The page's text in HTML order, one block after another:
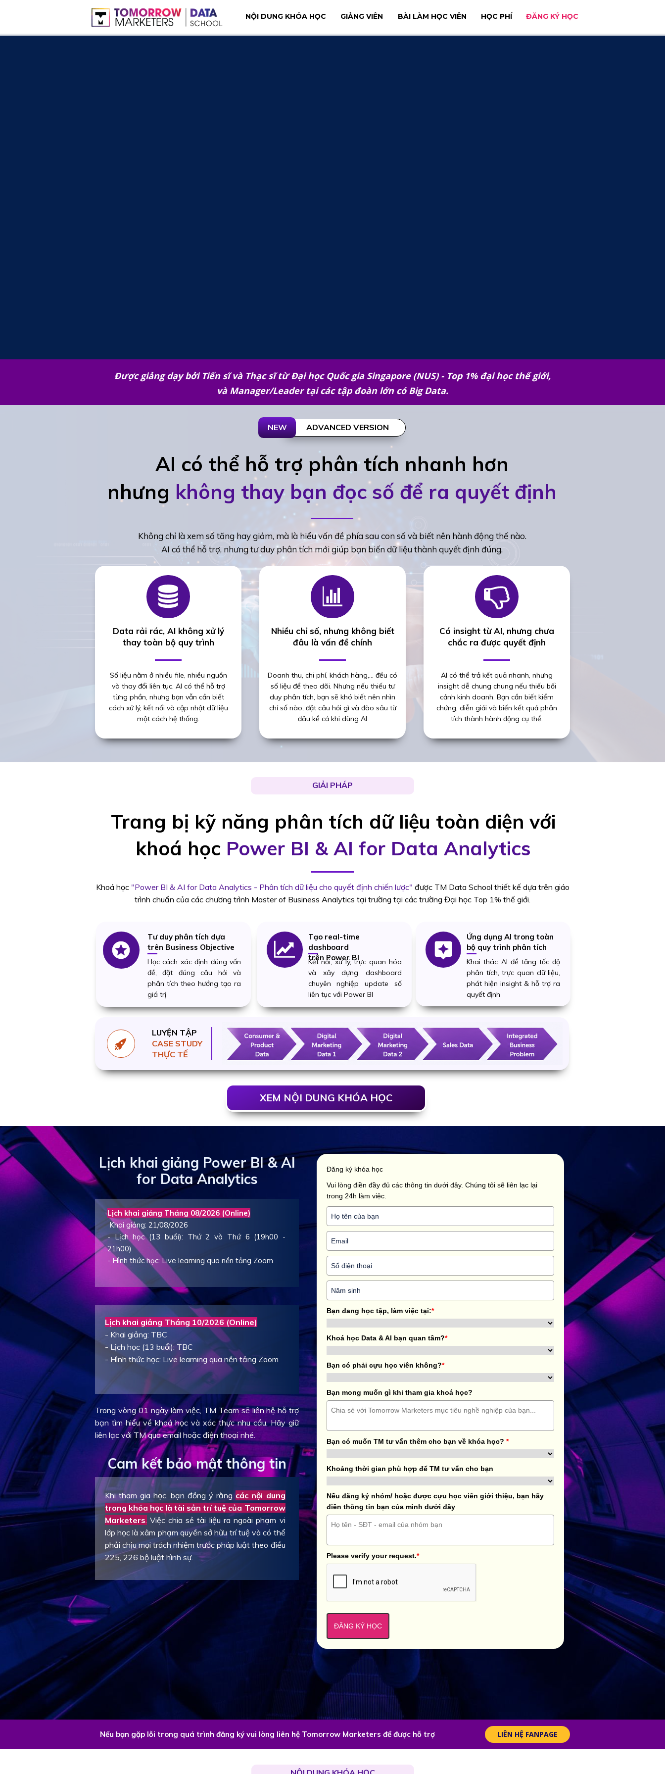
BÀI LÀM HỌC VIÊN HỌC PHÍ ĐĂNG KÝ HỌC
NỘI DUNG KHÓA HỌC GIẢNG VIÊN
Được giảng dạy bởi Tiến sĩ và Thạc sĩ từ Đại học Quốc gia Singapore (NUS) - Top 1% đại học thế giới,
và Manager/Leader tại các tập đoàn lớn có Big Data.
AI có thể hỗ trợ phân tích nhanh hơn
nhưng không thay bạn đọc số để ra quyết định
Không chỉ là xem số tăng hay giảm, mà là hiểu vấn đề phía sau con số và biết nên hành động thế nào.
AI có thể hỗ trợ, nhưng tư duy phân tích mới giúp bạn biến dữ liệu thành quyết định đúng.
Data rải rác, AI không xử lý
thay toàn bộ quy trình
Số liệu nằm ở nhiều file, nhiều nguồn
và thay đổi liên tục. AI có thể hỗ trợ
từng phần, nhưng bạn vẫn cần biết
cách xử lý, kết nối và cập nhật dữ liệu
một cách hệ thống.
Nhiều chỉ số, nhưng không biết
đâu là vấn đề chính
Doanh thu, chi phí, khách hàng,… đều có
số liệu để theo dõi. Nhưng nếu thiếu tư
duy phân tích, bạn sẽ khó biết nên nhìn
chỉ số nào, đặt câu hỏi gì và đào sâu từ
đâu kể cả khi dùng AI
Có insight từ AI, nhưng chưa
chắc ra được quyết định
AI có thể trả kết quả nhanh, nhưng
insight dễ chung chung nếu thiếu bối
cảnh kinh doanh. Bạn cần biết kiểm
chứng, diễn giải và biến kết quả phân
tích thành hành động cụ thể.
ADVANCED VERSION
NEW
Trang bị kỹ năng phân tích dữ liệu toàn diện với
khoá học Power BI & AI for Data Analytics
Khoá học "Power BI & AI for Data Analytics - Phân tích dữ liệu cho quyết định chiến lược" được TM Data School thiết kế dựa trên giáo
trình chuẩn của các chương trình Master of Business Analytics tại trường tại các trường Đại học Top 1% thế giới.
Tư duy phân tích dựa
trên Business Objective
Học cách xác định đúng vấn
đề, đặt đúng câu hỏi và
phân tích theo hướng tạo ra
giá trị
Tạo real-time
dashboard
trên Power BI
Kết nối, xử lý, trực quan hóa
và xây dựng dashboard
chuyên nghiệp update số
liên tục với Power BI
Ứng dụng AI trong toàn
bộ quy trình phân tích
Khai thác AI để tăng tốc độ
phân tích, trực quan dữ liệu,
phát hiện insight & hỗ trợ ra
quyết định
XEM NỘI DUNG KHÓA HỌC
GIẢI PHÁP
LUYỆN TẬP
CASE STUDY
THỰC TẾ
Lịch khai giảng Power BI & AI
for Data Analytics
Đăng ký khóa học
Vui lòng điền đầy đủ các thông tin dưới đây. Chúng tôi sẽ liên lạc lại
trong 24h làm việc.
Bạn đang học tập, làm việc tại:*
Khoá học Data & AI bạn quan tâm?*
Bạn có phải cựu học viên không?*
Bạn mong muốn gì khi tham gia khoá học?
Bạn có muốn TM tư vấn thêm cho bạn về khóa học? *
Khoảng thời gian phù hợp để TM tư vấn cho bạn
Nếu đăng ký nhóm/ hoặc được cựu học viên giới thiệu, bạn hãy
điền thông tin bạn của mình dưới đây
Please verify your request.*
ĐĂNG KÝ HỌC
Trong vòng 01 ngày làm việc, TM Team sẽ liên hệ hỗ trợ
bạn tìm hiểu về khoá học và xác thực nhu cầu. Hãy giữ
liên lạc với TM qua email hoặc điện thoại nhé.
Lịch khai giảng Tháng 08/2026 (Online)
Khai giảng: 21/08/2026
- Lịch học (13 buổi): Thứ 2 và Thứ 6 (19h00 -
21h00)
- Hình thức học: Live learning qua nền tảng Zoom
Khi tham gia học, bạn đồng ý rằng các nội dung
trong khóa học là tài sản trí tuệ của Tomorrow
Marketers. Việc chia sẻ tài liệu ra ngoài phạm vi
lớp học là xâm phạm quyền sở hữu trí tuệ và có thể
phải chịu mọi trách nhiệm trước pháp luật theo điều
225, 226 bộ luật hình sự.
Cam kết bảo mật thông tin
Lịch khai giảng Tháng 10/2026 (Online)
- Khai giảng: TBC
- Lịch học (13 buổi): TBC
- Hình thức học: Live learning qua nền tảng Zoom
Nếu bạn gặp lỗi trong quá trình đăng ký vui lòng liên hệ Tomorrow Marketers để được hỗ trợ LIÊN HỆ FANPAGE